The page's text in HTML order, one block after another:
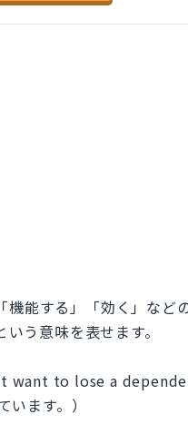
能する」「効く」など
う意味を表せます。
want to lose a
ます。）